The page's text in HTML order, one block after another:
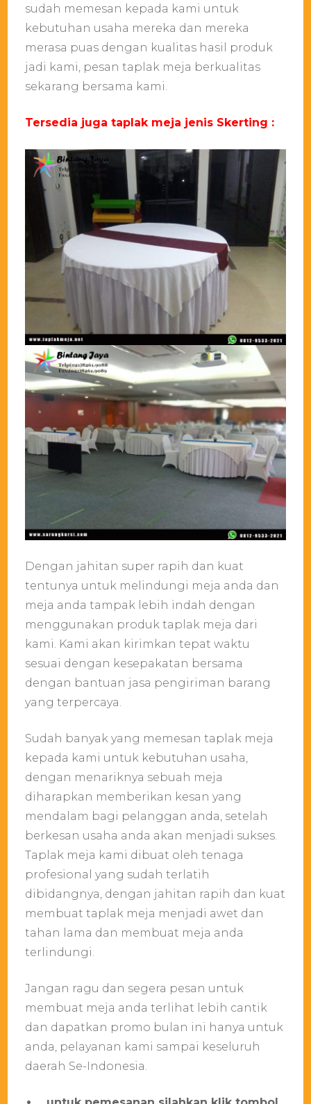
sudah memesan kepada kami untuk
kebutuhan usaha mereka dan mereka
merasa puas dengan kualitas hasil produk
jadi kami, pesan taplak meja berkualitas
sekarang bersama kami.
Tersedia juga taplak meja jenis Skerting :
Dengan jahitan super rapih dan kuat
tentunya untuk melindungi meja anda dan
meja anda tampak lebih indah dengan
menggunakan produk taplak meja dari
kami. Kami akan kirimkan tepat waktu
sesuai dengan kesepakatan bersama
dengan bantuan jasa pengiriman barang
yang terpercaya.
Sudah banyak yang memesan taplak meja
kepada kami untuk kebutuhan usaha,
dengan menariknya sebuah meja
diharapkan memberikan kesan yang
mendalam bagi pelanggan anda, setelah
berkesan usaha anda akan menjadi sukses.
Taplak meja kami dibuat oleh tenaga
profesional yang sudah terlatih
dibidangnya, dengan jahitan rapih dan kuat
membuat taplak meja menjadi awet dan
tahan lama dan membuat meja anda
terlindungi.
Jangan ragu dan segera pesan untuk
membuat meja anda terlihat lebih cantik
dan dapatkan promo bulan ini hanya untuk
anda, pelayanan kami sampai keseluruh
daerah Se-Indonesia.